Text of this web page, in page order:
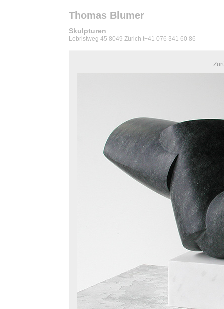
Thomas Blumer
Skulpturen
Lebristweg 45 8049 Zürich t+41 076 341 60 86